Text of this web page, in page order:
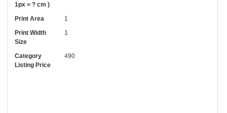
arayıp talebinizi iletebilirsiniz.
• Görselde düzenleme yaptırmak istiyorsanız yine bize telefon
numaramızdan ulaşabilirsiniz.
1px = ? cm )
Print Area
1
Print Width
Size
1
Category
Listing Price
490